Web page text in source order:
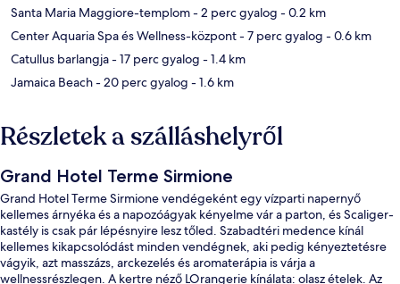
Santa Maria Maggiore-templom- 2 perc gyalog - 0.2 km
Center Aquaria Spa és Wellness-központ- 7 perc gyalog - 0.6 km
Catullus barlangja- 17 perc gyalog - 1.4 km
Jamaica Beach- 20 perc gyalog - 1.6 km
Részletek a szálláshelyről
Grand Hotel Terme Sirmione
Grand Hotel Terme Sirmione vendégeként egy vízparti napernyő
kellemes árnyéka és a napozóágyak kényelme vár a parton, és Scaliger-
kastély is csak pár lépésnyire lesz tőled. Szabadtéri medence kínál
kellemes kikapcsolódást minden vendégnek, aki pedig kényeztetésre
vágyik, azt masszázs, arckezelés és aromaterápia is várja a
wellnessrészlegen. A kertre néző LOrangerie kínálata: olasz ételek. Az